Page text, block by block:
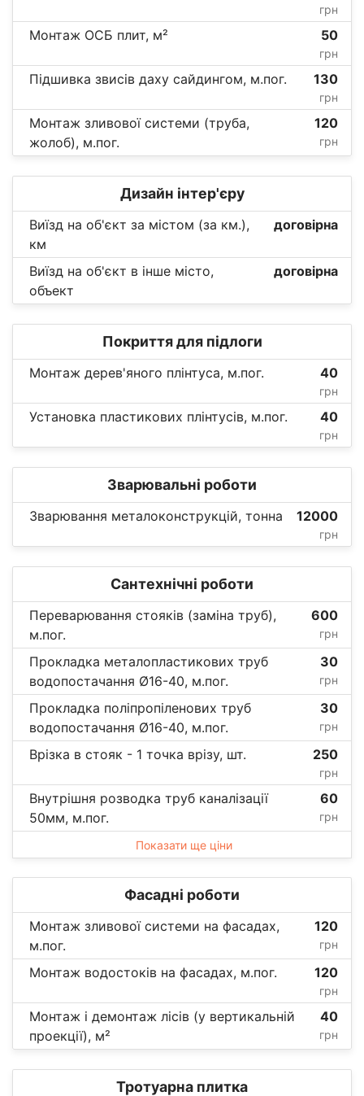
грн
Монтаж ОСБ плит, м² 50
грн
Підшивка звисів даху сайдингом, м.пог. 130
грн
Монтаж зливової системи (труба,
жолоб), м.пог.
120
грн
Дизайн інтер'єру
Виїзд на об'єкт за містом (за км.),
км
договірна
Виїзд на об'єкт в інше місто,
объект
договірна
Покриття для підлоги
Монтаж дерев'яного плінтуса, м.пог. 40
грн
Установка пластикових плінтусів, м.пог. 40
грн
Зварювальні роботи
Зварювання металоконструкцій, тонна 12000
грн
Сантехнічні роботи
Переварювання стояків (заміна труб),
м.пог.
600
грн
Прокладка металопластикових труб
водопостачання Ø16-40, м.пог.
30
грн
Прокладка поліпропіленових труб
водопостачання Ø16-40, м.пог.
30
грн
Врізка в стояк - 1 точка врізу, шт. 250
грн
Внутрішня розводка труб каналізації
50мм, м.пог.
60
грн
Показати ще ціни
Фасадні роботи
Монтаж зливової системи на фасадах,
м.пог.
120
грн
Монтаж водостоків на фасадах, м.пог. 120
грн
Монтаж і демонтаж лісів (у вертикальній
проекції), м²
40
грн
Тротуарна плитка